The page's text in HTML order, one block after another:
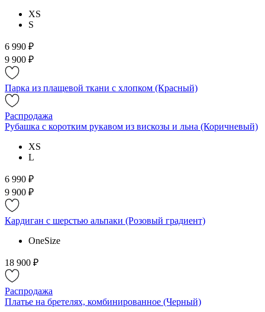
XS
S
6 990 ₽
9 900 ₽
Парка из плащевой ткани с хлопком (Красный)
Распродажа
Рубашка с коротким рукавом из вискозы и льна (Коричневый)
XS
L
6 990 ₽
9 900 ₽
Кардиган с шерстью альпаки (Розовый градиент)
OneSize
18 900 ₽
Распродажа
Платье на бретелях, комбинированное (Черный)